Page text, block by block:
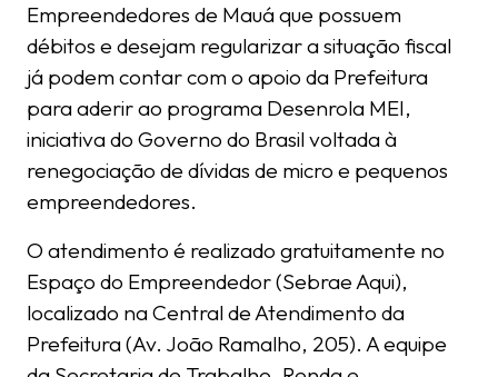
Empreendedores de Mauá que possuem
débitos e desejam regularizar a situação fiscal
já podem contar com o apoio da Prefeitura
para aderir ao programa Desenrola MEI,
iniciativa do Governo do Brasil voltada à
renegociação de dívidas de micro e pequenos
empreendedores.
O atendimento é realizado gratuitamente no
Espaço do Empreendedor (Sebrae Aqui),
localizado na Central de Atendimento da
Prefeitura (Av. João Ramalho, 205). A equipe